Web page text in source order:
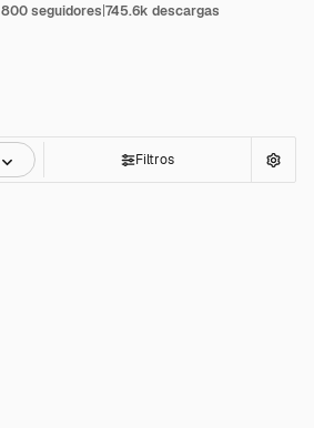
800 seguidores|745.6k descargas
Filtros